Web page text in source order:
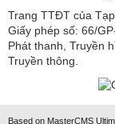
Trang TTĐT của
Giấy phép số: 66/
Phát thanh, Truyền
Truyền thông.
Based on MasterCMS